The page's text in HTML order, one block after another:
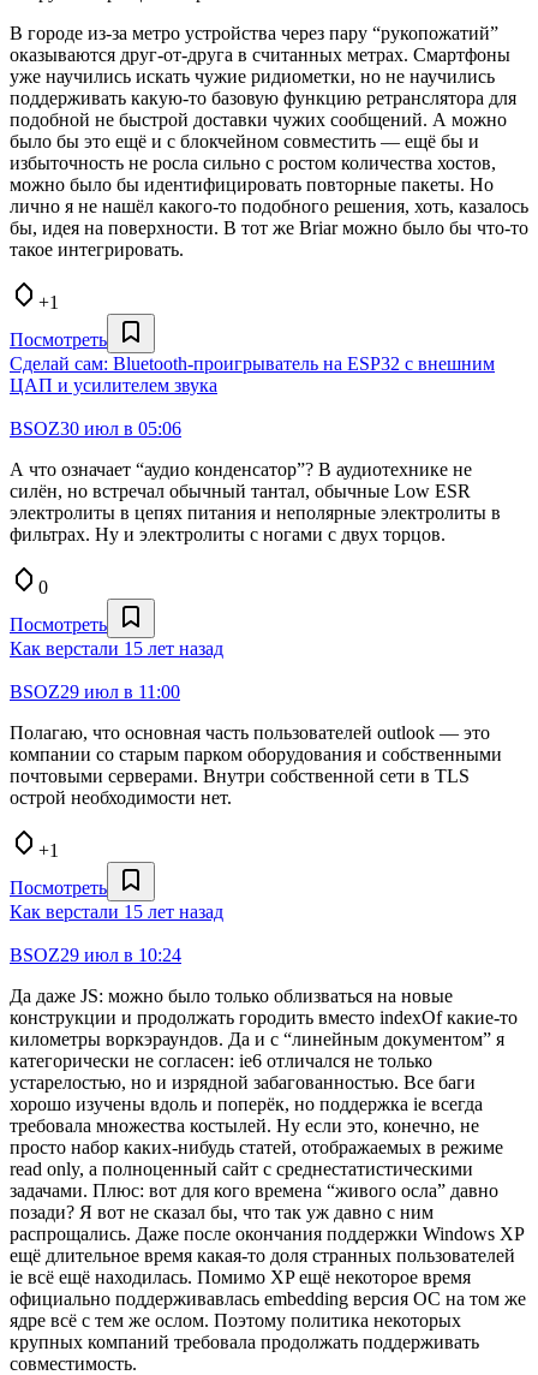
В городе из-за метро устройства через пару “рукопожатий”
оказываются друг-от-друга в считанных метрах. Смартфоны
уже научились искать чужие ридиометки, но не научились
поддерживать какую-то базовую функцию ретранслятора для
подобной не быстрой доставки чужих сообщений. А можно
было бы это ещё и с блокчейном совместить — ещё бы и
избыточность не росла сильно с ростом количества хостов,
можно было бы идентифицировать повторные пакеты. Но
лично я не нашёл какого-то подобного решения, хоть, казалось
бы, идея на поверхности. В тот же Briar можно было бы что-то
такое интегрировать.
+1
Посмотреть
Сделай сам: Bluetooth‑проигрыватель на ESP32 с внешним
ЦАП и усилителем звука
BSOZ30 июл в 05:06
А что означает “аудио конденсатор”? В аудиотехнике не
силён, но встречал обычный тантал, обычные Low ESR
электролиты в цепях питания и неполярные электролиты в
фильтрах. Ну и электролиты с ногами с двух торцов.
0
Посмотреть
Как верстали 15 лет назад
BSOZ29 июл в 11:00
Полагаю, что основная часть пользователей outlook — это
компании со старым парком оборудования и собственными
почтовыми серверами. Внутри собственной сети в TLS
острой необходимости нет.
+1
Посмотреть
Как верстали 15 лет назад
BSOZ29 июл в 10:24
Да даже JS: можно было только облизваться на новые
конструкции и продолжать городить вместо indexOf какие-то
километры воркэраундов. Да и с “линейным документом” я
категорически не согласен: ie6 отличался не только
устарелостью, но и изрядной забагованностью. Все баги
хорошо изучены вдоль и поперёк, но поддержка ie всегда
требовала множества костылей. Ну если это, конечно, не
просто набор каких-нибудь статей, отображаемых в режиме
read only, а полноценный сайт с среднестатистическими
задачами. Плюс: вот для кого времена “живого осла” давно
позади? Я вот не сказал бы, что так уж давно с ним
распрощались. Даже после окончания поддержки Windows XP
ещё длительное время какая-то доля странных пользователей
ie всё ещё находилась. Помимо XP ещё некоторое время
официально поддерживавлась embedding версия ОС на том же
ядре всё с тем же ослом. Поэтому политика некоторых
крупных компаний требовала продолжать поддерживать
совместимость.